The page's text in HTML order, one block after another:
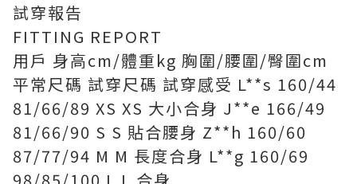
試穿報告
FITTING REPORT
用戶 身高cm/體重kg 胸圍/腰圍/臀圍cm
平常尺碼 試穿尺碼 試穿感受 L**s 160/44
81/66/89 XS XS 大小合身 J**e 166/49
81/66/90 S S 貼合腰身 Z**h 160/60
87/77/94 M M 長度合身 L**g 160/69